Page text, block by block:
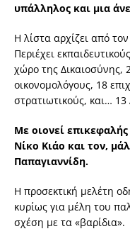
υπάλληλος και μια
Η λίστα αρχίζει από
Περιέχει
χώρο της Δικαιοσύνης,
οικονομολόγους, 18
στρατιωτικούς, και…
Με οιονεί
Νίκο Κιάο και τον,
Παπαγιαννίδη.
Η προσεκτική μελέτη
κυρίως για μέλη του
σχέση με τα «βαρίδια».